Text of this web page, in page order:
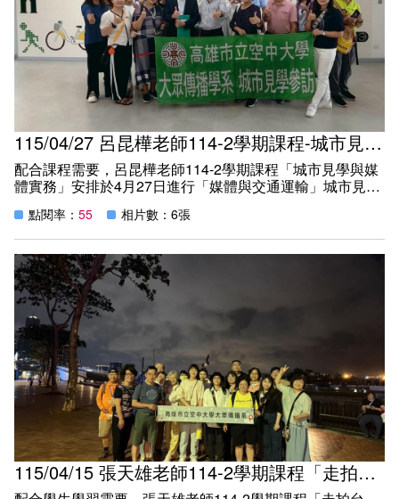
115/04/27 呂昆樺老師114-2學期課程-城市見學參訪2 (主題：媒體與交通運輸)
配合課程需要，呂昆樺老師114-2學期課程「城市見學與媒
體實務」安排於4月27日進行「媒體與交通運輸」城市見學
控中心及南機廠。隨著實地踏訪，師生共同記錄交通與大眾
運輸歷代更迭的軌跡，同時也增進了學生與城市大眾的交流
情誼。
點閱率： 55 相片數：6張
115/04/15 張天雄老師114-2學期課程「走拍台灣」校外參訪教學活動